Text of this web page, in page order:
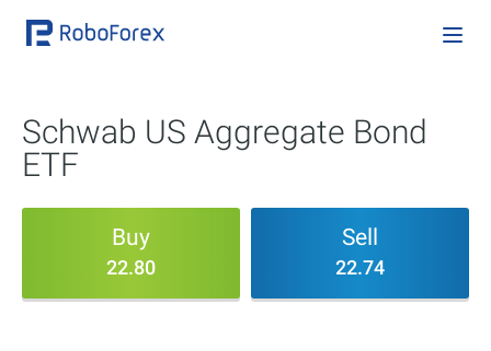
Schwab US Aggregate Bond
ETF
Buy
22.80
Sell
22.74